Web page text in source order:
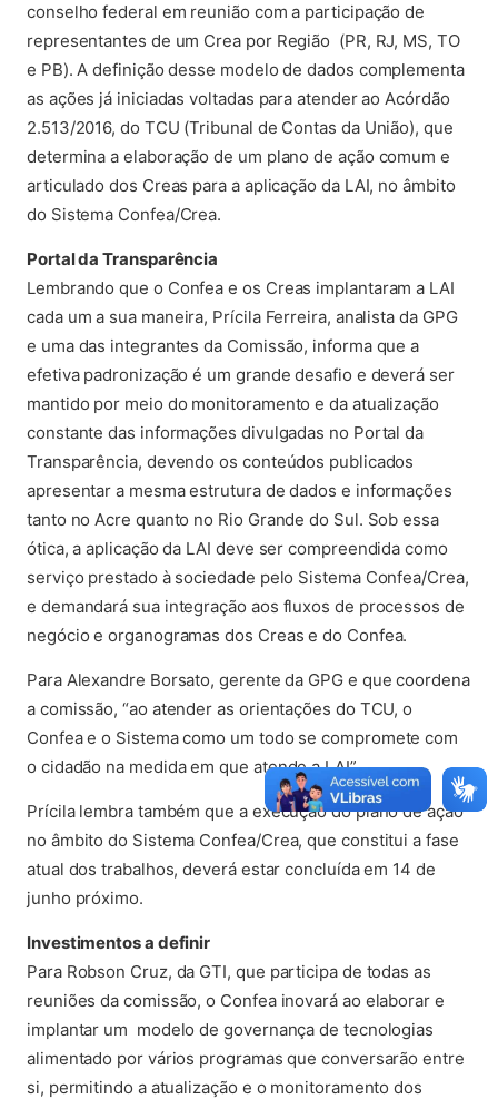
conselho federal em reunião com a participação de
representantes de um Crea por Região (PR, RJ, MS, TO
e PB). A definição desse modelo de dados complementa
as ações já iniciadas voltadas para atender ao Acórdão
2.513/2016, do TCU (Tribunal de Contas da União), que
determina a elaboração de um plano de ação comum e
articulado dos Creas para a aplicação da LAI, no âmbito
do Sistema Confea/Crea.
Portal da Transparência
Lembrando que o Confea e os Creas implantaram a LAI
cada um a sua maneira, Prícila Ferreira, analista da GPG
e uma das integrantes da Comissão, informa que a
efetiva padronização é um grande desafio e deverá ser
mantido por meio do monitoramento e da atualização
constante das informações divulgadas no Portal da
Transparência, devendo os conteúdos publicados
apresentar a mesma estrutura de dados e informações
tanto no Acre quanto no Rio Grande do Sul. Sob essa
ótica, a aplicação da LAI deve ser compreendida como
serviço prestado à sociedade pelo Sistema Confea/Crea,
e demandará sua integração aos fluxos de processos de
negócio e organogramas dos Creas e do Confea.
Para Alexandre Borsato, gerente da GPG e que coordena
a comissão, “ao atender as orientações do TCU, o
Confea e o Sistema como um todo se compromete com
o cidadão na medida em que atende a LAI”.
Prícila lembra também que a execução do plano de ação
no âmbito do Sistema Confea/Crea, que constitui a fase
atual dos trabalhos, deverá estar concluída em 14 de
junho próximo.
Investimentos a definir
Para Robson Cruz, da GTI, que participa de todas as
reuniões da comissão, o Confea inovará ao elaborar e
implantar um modelo de governança de tecnologias
alimentado por vários programas que conversarão entre
si, permitindo a atualização e o monitoramento dos